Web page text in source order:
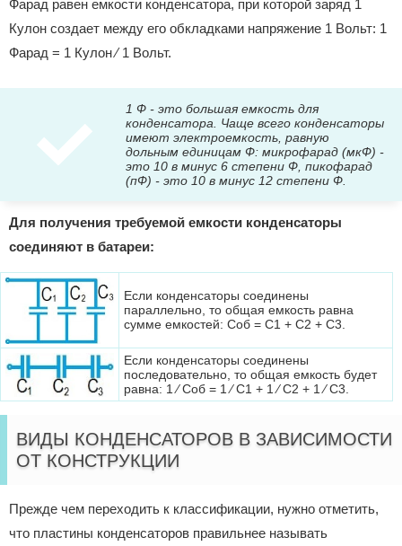
Фарад равен емкости конденсатора, при которой заряд 1
Кулон создает между его обкладками напряжение 1 Вольт: 1
Фарад = 1 Кулон ⁄ 1 Вольт.
1 Ф - это большая емкость для
конденсатора. Чаще всего конденсаторы
имеют электроемкость, равную
дольным единицам Ф: микрофарад (мкФ) -
это 10 в минус 6 степени Ф, пикофарад
(пФ) - это 10 в минус 12 степени Ф.
Для получения требуемой емкости конденсаторы
соединяют в батареи:
Если конденсаторы соединены
параллельно, то общая емкость равна
сумме емкостей: Cоб = C1 + C2 + C3.
Если конденсаторы соединены
последовательно, то общая емкость будет
равна: 1 ⁄ Cоб = 1 ⁄ C1 + 1 ⁄ C2 + 1 ⁄ C3.
ВИДЫ КОНДЕНСАТОРОВ В ЗАВИСИМОСТИ
ОТ КОНСТРУКЦИИ
Прежде чем переходить к классификации, нужно отметить,
что пластины конденсаторов правильнее называть